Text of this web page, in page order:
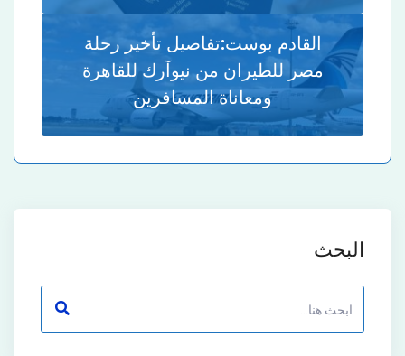
القادم بوست:تفاصيل تأخير رحلة
مصر للطيران من نيوآرك للقاهرة
ومعاناة المسافرين
البحث